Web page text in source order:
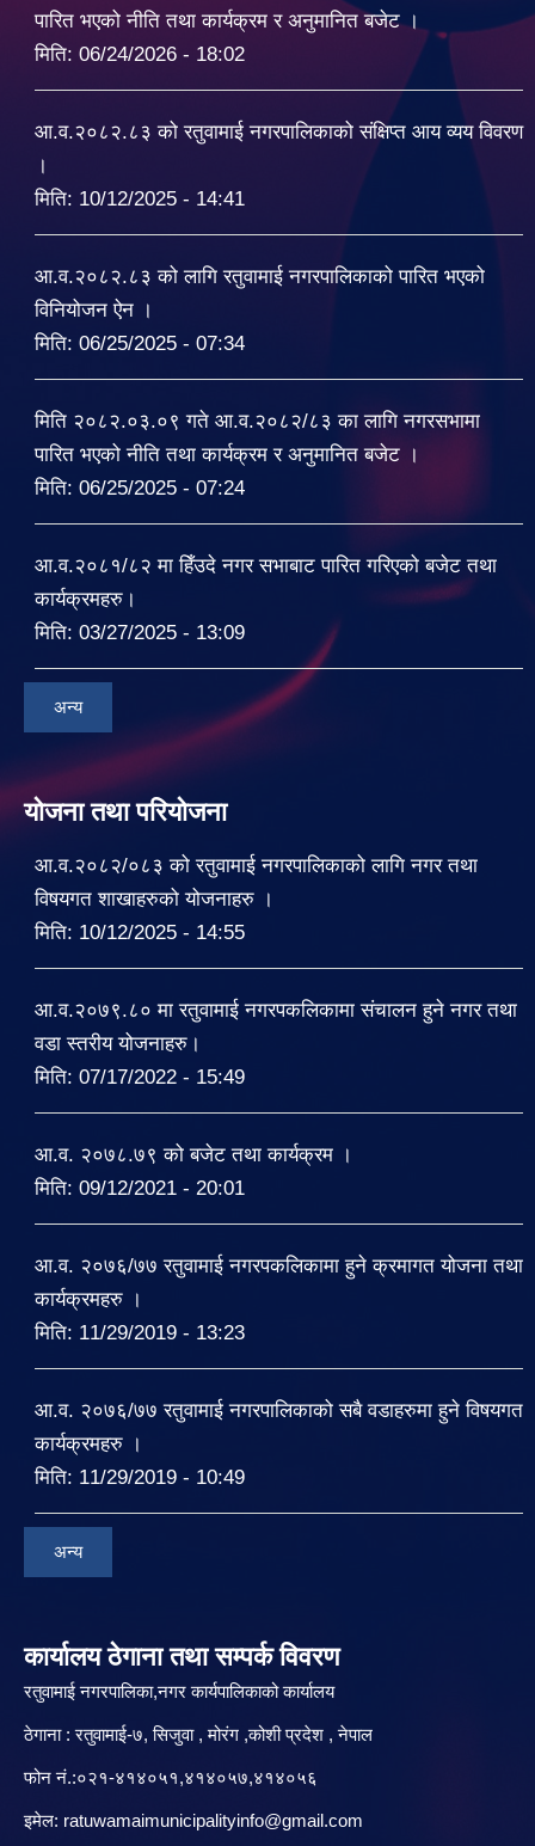
पारित भएको नीति तथा कार्यक्रम र अनुमानित बजेट ।
मिति: 06/24/2026 - 18:02
आ.व.२०८२.८३ को रतुवामाई नगरपालिकाको संक्षिप्त आय व्यय विवरण
।
मिति: 10/12/2025 - 14:41
आ.व.२०८२.८३ को लागि रतुवामाई नगरपालिकाको पारित भएको
विनियोजन ऐन ।
मिति: 06/25/2025 - 07:34
मिति २०८२.०३.०९ गते आ.व.२०८२/८३ का लागि नगरसभामा
पारित भएको नीति तथा कार्यक्रम र अनुमानित बजेट ।
मिति: 06/25/2025 - 07:24
आ.व.२०८१/८२ मा हिँउदे नगर सभाबाट पारित गरिएको बजेट तथा
कार्यक्रमहरु।
मिति: 03/27/2025 - 13:09
अन्य
योजना तथा परियोजना
आ.व.२०८२/०८३ को रतुवामाई नगरपालिकाको लागि नगर तथा
विषयगत शाखाहरुको योजनाहरु ।
मिति: 10/12/2025 - 14:55
आ.व.२०७९.८० मा रतुवामाई नगरपकलिकामा संचालन हुने नगर तथा
वडा स्तरीय योजनाहरु।
मिति: 07/17/2022 - 15:49
आ.व. २०७८.७९ को बजेट तथा कार्यक्रम ।
मिति: 09/12/2021 - 20:01
आ.व. २०७६/७७ रतुवामाई नगरपकलिकामा हुने क्रमागत योजना तथा
कार्यक्रमहरु ।
मिति: 11/29/2019 - 13:23
आ.व. २०७६/७७ रतुवामाई नगरपालिकाको सबै वडाहरुमा हुने विषयगत
कार्यक्रमहरु ।
मिति: 11/29/2019 - 10:49
अन्य
कार्यालय ठेगाना तथा सम्पर्क विवरण
रतुवामाई नगरपालिका,नगर कार्यपालिकाको कार्यालय
ठेगाना : रतुवामाई-७, सिजुवा , मोरंग ,कोशी प्रदेश , नेपाल
फोन नं.:०२१-४१४०५१,४१४०५७,४१४०५६
इमेल: ratuwamaimunicipalityinfo@gmail.com